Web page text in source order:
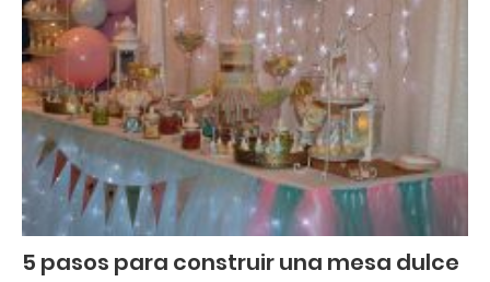
5 pasos para construir una mesa dulce